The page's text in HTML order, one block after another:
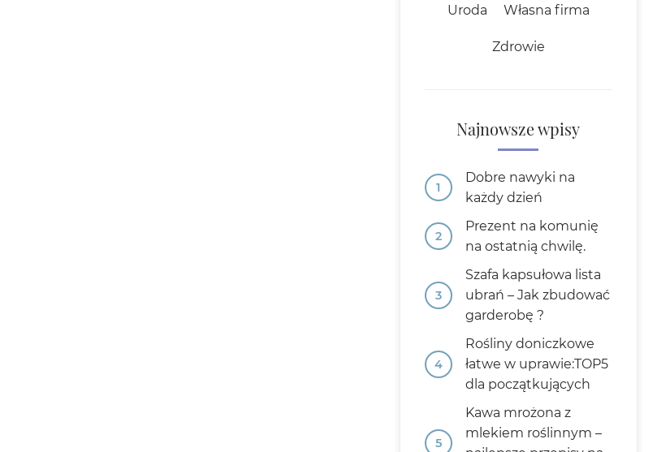
Uroda Własna firma
Zdrowie
Najnowsze wpisy
Dobre nawyki na
każdy dzień
Prezent na komunię
na ostatnią chwilę.
Szafa kapsułowa lista
ubrań – Jak zbudować
garderobę ?
Rośliny doniczkowe
łatwe w uprawie:TOP5
dla początkujących
Kawa mrożona z
mlekiem roślinnym –